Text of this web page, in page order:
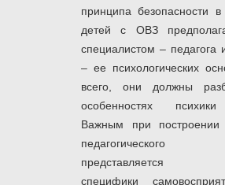
принципа безопасности
детей с ОВЗ
специалистом – педагога
– ее психологических
всего, они должны
особенностях
Важным при построении
педагогического
представляется
специфики